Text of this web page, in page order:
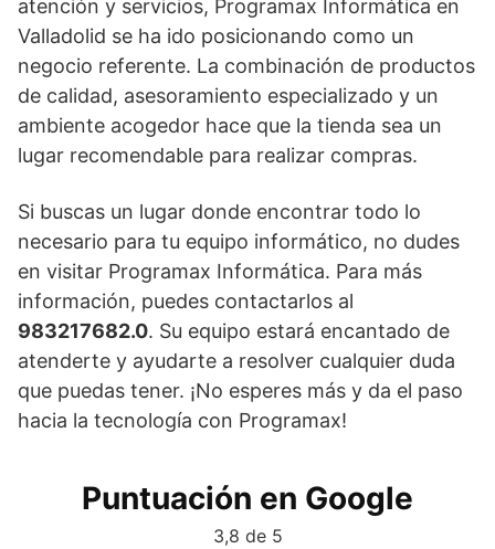
atención y servicios, Programax Informática en
Valladolid se ha ido posicionando como un
negocio referente. La combinación de productos
de calidad, asesoramiento especializado y un
ambiente acogedor hace que la tienda sea un
lugar recomendable para realizar compras.
Si buscas un lugar donde encontrar todo lo
necesario para tu equipo informático, no dudes
en visitar Programax Informática. Para más
información, puedes contactarlos al
983217682.0. Su equipo estará encantado de
atenderte y ayudarte a resolver cualquier duda
que puedas tener. ¡No esperes más y da el paso
hacia la tecnología con Programax!
Puntuación en Google
3,8 de 5